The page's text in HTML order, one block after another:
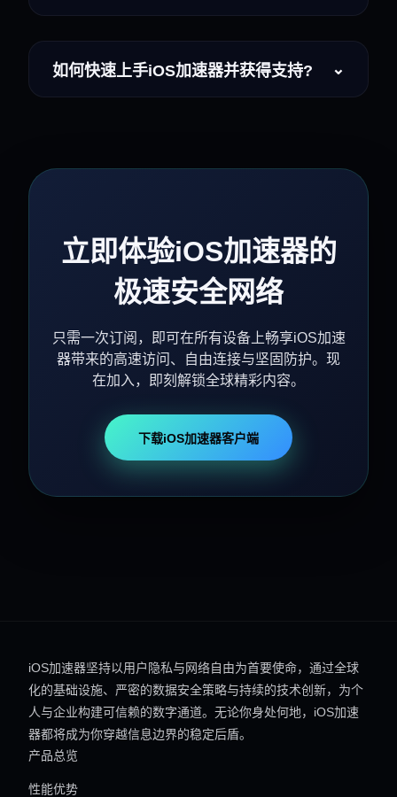
如何快速上手iOS加速器并获得支持? ⌄
立即体验iOS加速器的
极速安全网络
只需一次订阅，即可在所有设备上畅享iOS加速
器带来的高速访问、自由连接与坚固防护。现
在加入，即刻解锁全球精彩内容。
下载iOS加速器客户端
iOS加速器坚持以用户隐私与网络自由为首要使命，通过全球
化的基础设施、严密的数据安全策略与持续的技术创新，为个
人与企业构建可信赖的数字通道。无论你身处何地，iOS加速
器都将成为你穿越信息边界的稳定后盾。
产品总览
性能优势